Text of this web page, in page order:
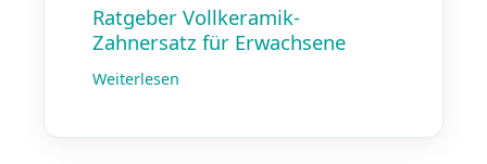
Ratgeber Vollkeramik-
Zahnersatz für Erwachsene
Weiterlesen